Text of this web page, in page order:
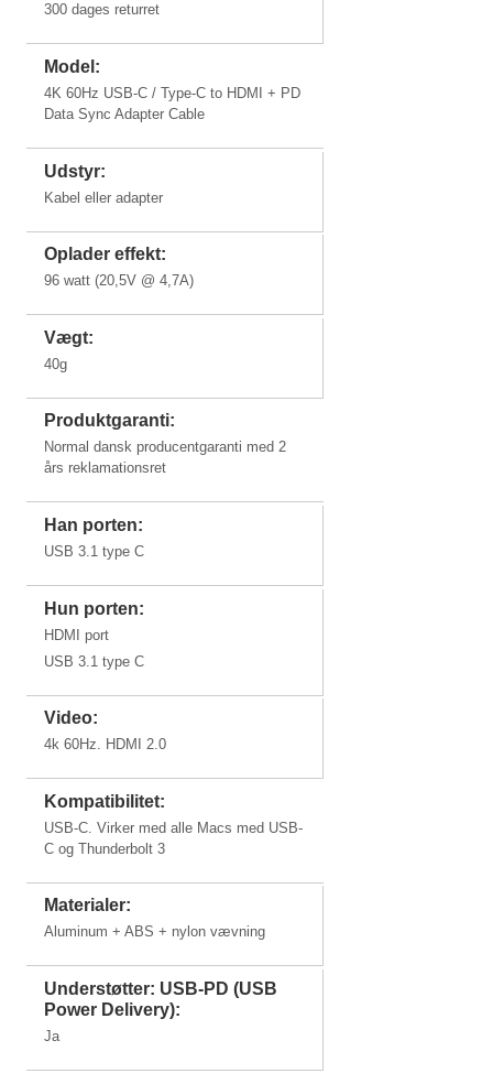
300 dages returret
Model:
4K 60Hz USB-C / Type-C to HDMI + PD
Data Sync Adapter Cable
Udstyr:
Kabel eller adapter
Oplader effekt:
96 watt (20,5V @ 4,7A)
Vægt:
40g
Produktgaranti:
Normal dansk producentgaranti med 2
års reklamationsret
Han porten:
USB 3.1 type C
Hun porten:
HDMI port
USB 3.1 type C
Video:
4k 60Hz. HDMI 2.0
Kompatibilitet:
USB-C. Virker med alle Macs med USB-
C og Thunderbolt 3
Materialer:
Aluminum + ABS + nylon vævning
Understøtter: USB-PD (USB
Power Delivery):
Ja